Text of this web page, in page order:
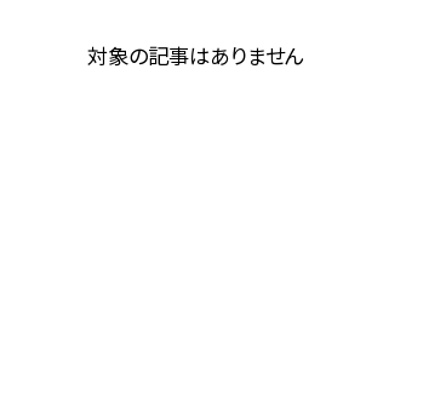
対象の記事はありません